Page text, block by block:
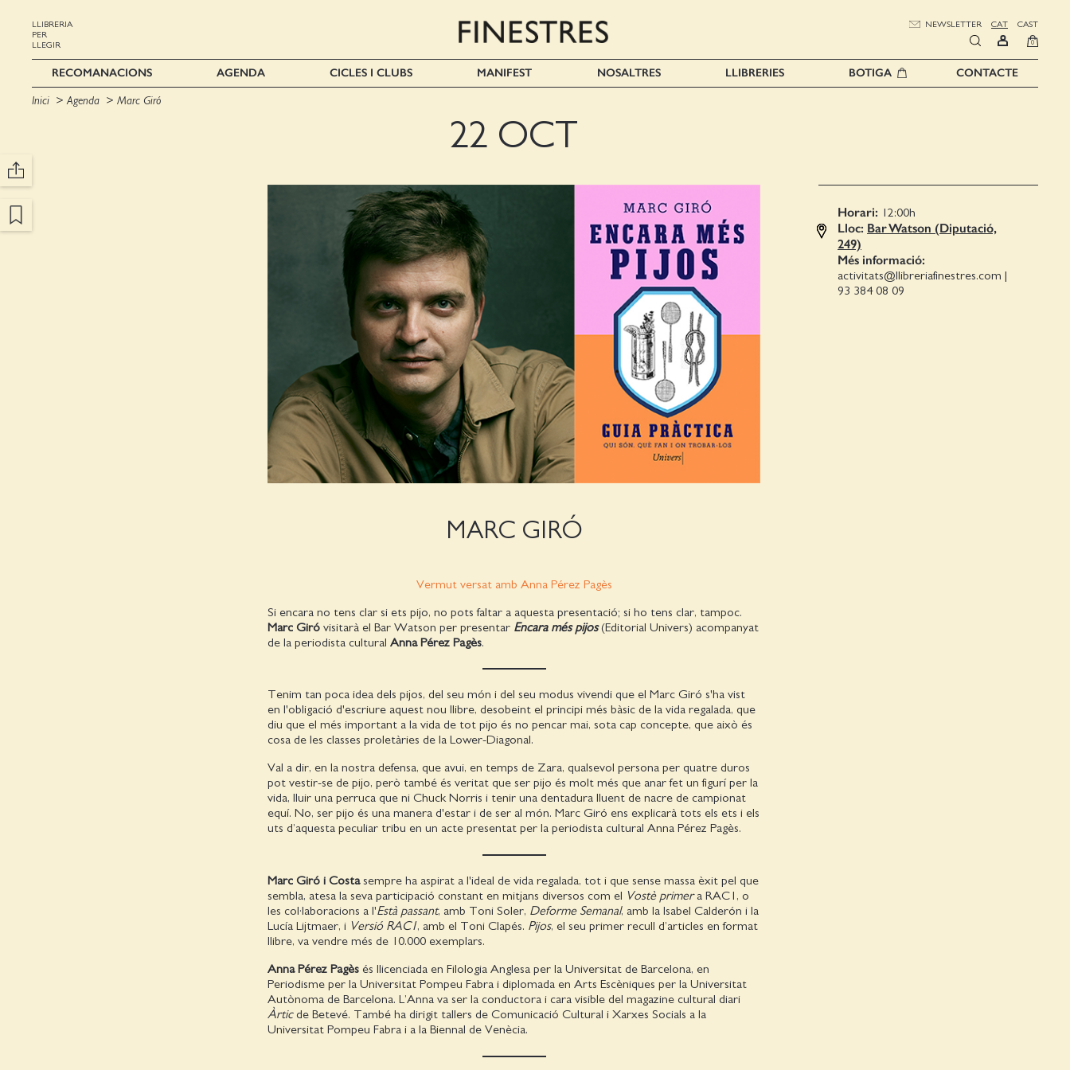
LLIBRERIA
PER
LLEGIR
NEWSLETTER CAT CAST
0
RECOMANACIONS AGENDA CICLES I CLUBS MANIFEST NOSALTRES LLIBRERIES BOTIGA CONTACTE
Inici Agenda Marc Giró
22 OCT
MARC GIRÓ
Vermut versat amb Anna Pérez Pagès
Si encara no tens clar si ets pijo, no pots faltar a aquesta presentació; si ho tens clar, tampoc.
Marc Giróvisitarà el Bar Watson per presentar Encara més pijos(Editorial Univers) acompanyat
de la periodista cultural Anna Pérez Pagès.
Tenim tan poca idea dels pijos, del seu món i del seu modus vivendi que el Marc Giró s'ha vist
en l'obligació d'escriure aquest nou llibre, desobeint el principi més bàsic de la vida regalada, que
diu que el més important a la vida de tot pijo és no pencar mai, sota cap concepte, que això és
cosa de les classes proletàries de la Lower-Diagonal.
Val a dir, en la nostra defensa, que avui, en temps de Zara, qualsevol persona per quatre duros
pot vestir-se de pijo, però també és veritat que ser pijo és molt més que anar fet un figurí per la
vida, lluir una perruca que ni Chuck Norris i tenir una dentadura lluent de nacre de campionat
equí. No, ser pijo és una manera d'estar i de ser al món. Marc Giró ens explicarà tots els ets i els
uts d’aquesta peculiar tribu en un acte presentat per la periodista cultural Anna Pérez Pagès.
Marc Giró i Costasempre ha aspirat a l'ideal de vida regalada, tot i que sense massa èxit pel que
sembla, atesa la seva participació constant en mitjans diversos com el Vostè primera RAC1, o
les col·laboracions a l'Està passant, amb Toni Soler, Deforme Semanal, amb la Isabel Calderón i la
Lucía Lijtmaer, i Versió RAC1, amb el Toni Clapés. Pijos, el seu primer recull d’articles en format
llibre, va vendre més de 10.000 exemplars.
Anna Pérez Pagèsés llicenciada en Filologia Anglesa per la Universitat de Barcelona, en
Periodisme per la Universitat Pompeu Fabra i diplomada en Arts Escèniques per la Universitat
Autònoma de Barcelona. L’Anna va ser la conductora i cara visible del magazine cultural diari
Àrticde Betevé. També ha dirigit tallers de Comunicació Cultural i Xarxes Socials a la
Universitat Pompeu Fabra i a la Biennal de Venècia.
Horari: 12:00h
Lloc: Bar Watson (Diputació,
249)
Més informació:
activitats@llibreriafinestres.com |
93 384 08 09